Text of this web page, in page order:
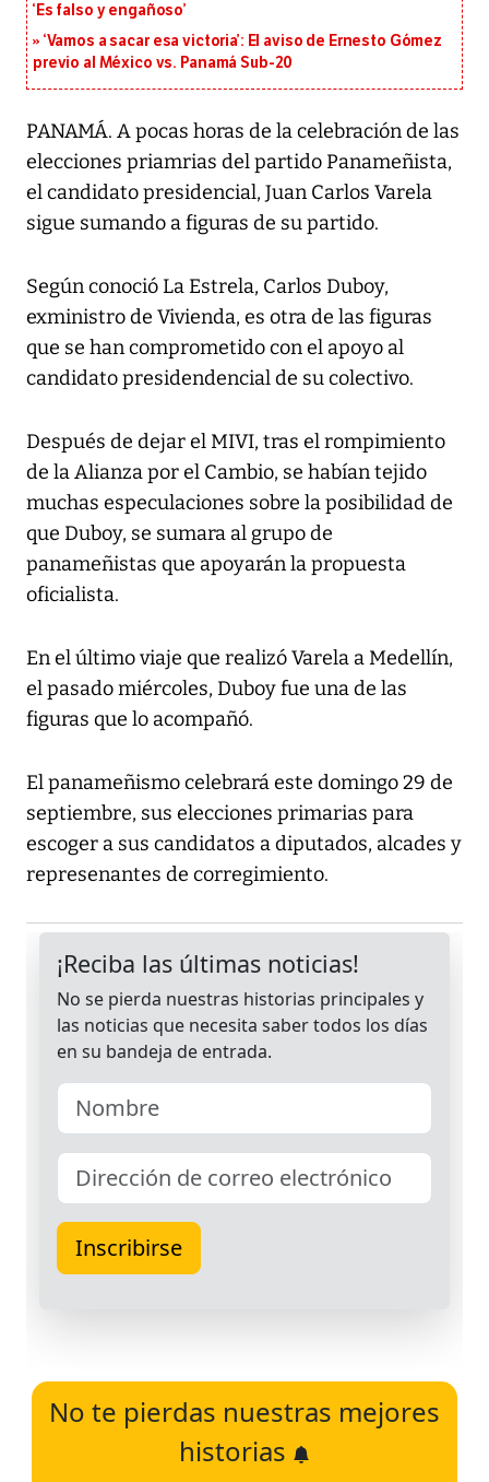
‘Es falso y engañoso’
‘Vamos a sacar esa victoria’: El aviso de Ernesto Gómez
previo al México vs. Panamá Sub-20
PANAMÁ. A pocas horas de la celebración de las
elecciones priamrias del partido Panameñista,
el candidato presidencial, Juan Carlos Varela
sigue sumando a figuras de su partido.
Según conoció La Estrela, Carlos Duboy,
exministro de Vivienda, es otra de las figuras
que se han comprometido con el apoyo al
candidato presidendencial de su colectivo.
Después de dejar el MIVI, tras el rompimiento
de la Alianza por el Cambio, se habían tejido
muchas especulaciones sobre la posibilidad de
que Duboy, se sumara al grupo de
panameñistas que apoyarán la propuesta
oficialista.
En el último viaje que realizó Varela a Medellín,
el pasado miércoles, Duboy fue una de las
figuras que lo acompañó.
El panameñismo celebrará este domingo 29 de
septiembre, sus elecciones primarias para
escoger a sus candidatos a diputados, alcades y
represenantes de corregimiento.
No te pierdas nuestras mejores
historias